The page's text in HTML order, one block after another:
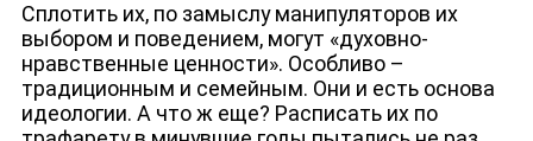
Сплотить их, по замыслу манипуляторов их
выбором и поведением, могут «духовно-
нравственные ценности». Особливо –
традиционным и семейным. Они и есть основа
идеологии. А что ж еще? Расписать их по